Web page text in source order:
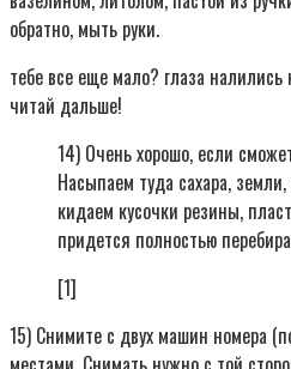
обратно, мыть руки.
тебе все еще мало? глаза
читай дальше!
14) Очень хорошо, если
Насыпаем туда сахара,
кидаем кусочки резины,
придется полностью
[1]
15) Снимите с двух машин номера